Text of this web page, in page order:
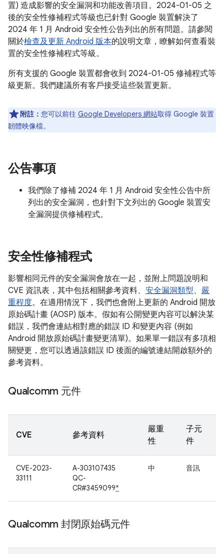
置) 造成影響的安全漏洞和功能改善項目。2024-01-05 之
後的安全性修補程式等級也已針對 Google 裝置解決了
2024 年 1 月 Android 安全性公告列出的所有問題。請參閱
關於檢查及更新 Android 版本的說明文章，瞭解如何查看裝
置的安全性修補程式等級。
所有支援的 Google 裝置都會收到 2024-01-05 修補程式等
級更新。我們建議所有客戶接受這些裝置更新。
附註： 您可以前往 Google Developers 網站取得 Google 裝置
韌體映像檔。
公告事項
我們除了修補 2024 年 1 月 Android 安全性公告中所
列出的安全漏洞，也針對下文列出的 Google 裝置安
全漏洞提供修補程式。
安全性修補程式
影響相同元件的安全漏洞會放在一起，並附上問題說明和
CVE 資訊表，其中包括相關參考資料、 安全漏洞類型、 嚴
重程度。在適用情況下，我們也會附上更新的 Android 開放
原始碼計畫 (AOSP) 版本。假如有公開變更內容可以解決某
錯誤，我們會連結相對應的錯誤 ID 和變更內容 (例如
Android 開放原始碼計畫變更清單)。如果單一錯誤有多項相
關變更，您可以透過該錯誤 ID 後面的編號連結開啟額外的
參考資料。
Qualcomm 元件
CVE 參考資料
嚴重
性
子元
件
CVE-2023-
33111
A-303107435
QC-
CR#3459099*
中 音訊
Qualcomm 封閉原始碼元件